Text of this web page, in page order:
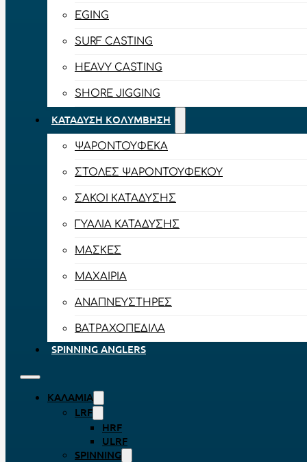
EGING
SURF CASTING
HEAVY CASTING
SHORE JIGGING
ΚΑΤΆΔΥΣΗ ΚΟΛΎΜΒΗΣΗ
ΨΑΡΟΝΤΟΎΦΕΚΑ
ΣΤΟΛΈΣ ΨΑΡΟΝΤΟΎΦΕΚΟΥ
ΣΆΚΟΙ ΚΑΤΆΔΥΣΗΣ
ΓΥΑΛΙΆ ΚΑΤΆΔΥΣΗΣ
ΜΆΣΚΕΣ
ΜΑΧΑΊΡΙΑ
ΑΝΑΠΝΕΥΣΤΉΡΕΣ
ΒΑΤΡΑΧΟΠΈΔΙΛΑ
SPINNING ANGLERS
ΚΑΛΆΜΙΑ
LRF
HRF
ULRF
SPINNING